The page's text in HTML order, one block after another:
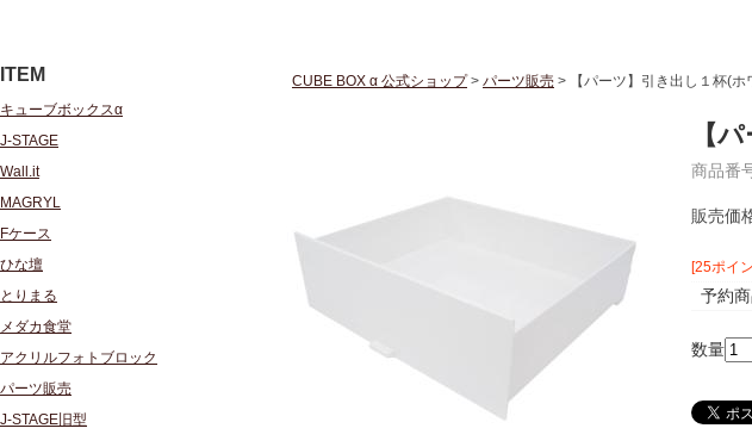
ITEM
キューブボックスα
J-STAGE
Wall.it
MAGRYL
Fケース
ひな壇
とりまる
メダカ食堂
アクリルフォトブロック
パーツ販売
J-STAGE旧型
CUBE BOX α 公式ショップ> パーツ販売 > 【パーツ】引き出し１杯(ホ
【
商品番
販売価
[25ポイ
予約
数量